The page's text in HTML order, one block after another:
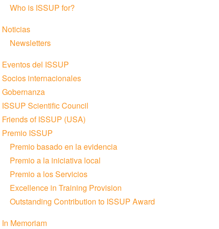
Who is ISSUP for?
Noticias
Newsletters
Eventos del ISSUP
Socios internacionales
Gobernanza
ISSUP Scientific Council
Friends of ISSUP (USA)
Premio ISSUP
Premio basado en la evidencia
Premio a la iniciativa local
Premio a los Servicios
Excellence in Training Provision
Outstanding Contribution to ISSUP Award
In Memoriam